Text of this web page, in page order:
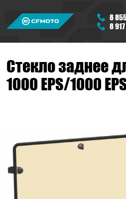
8
8
Стекло заднее
1000 EPS/1000